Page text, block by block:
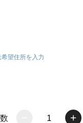
望住所を入力
1